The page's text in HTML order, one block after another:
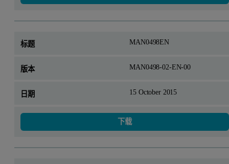
MAN0498EN
MAN0498-02-EN-00
15 October 2015
下载